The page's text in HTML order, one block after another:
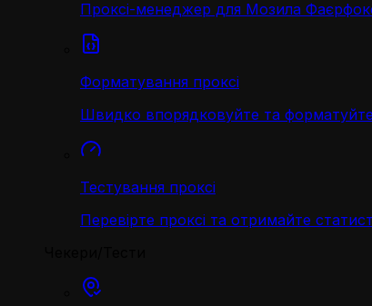
Проксі-менеджер для Мозила
Форматування проксі
Швидко впорядковуйте та
Тестування проксі
Перевірте проксі та отримайте